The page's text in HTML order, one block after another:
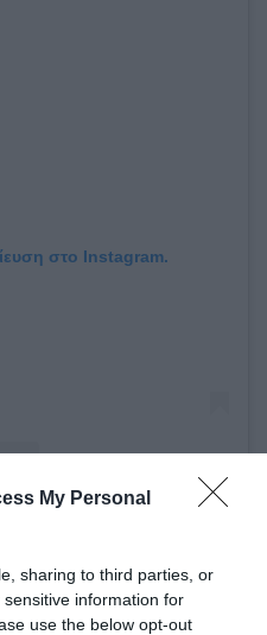
My Personal
sharing to third parties, or
information for
use the below opt-out
στο Instagram.
Η δημοσίευση κοινοποιήθηκε από το χρήστη SJP (@sarahjessicaparker)